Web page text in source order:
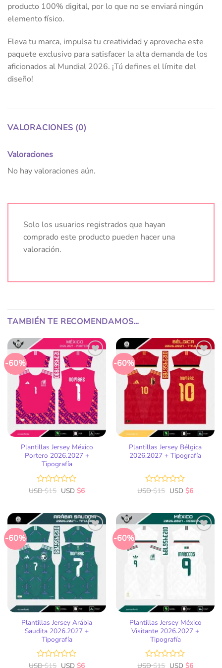
producto 100% digital, por lo que no se enviará ningún
elemento físico.
Eleva tu marca, impulsa tu creatividad y aprovecha este
paquete exclusivo para satisfacer la alta demanda de los
aficionados al Mundial 2026. ¡Tú defines el límite del
diseño!
VALORACIONES (0)
Valoraciones
No hay valoraciones aún.
Solo los usuarios registrados que hayan
comprado este producto pueden hacer una
valoración.
TAMBIÉN TE RECOMENDAMOS…
-60%
Añadir
a la
lista
de
deseos
Plantillas Jersey México
Portero 2026.2027 +
Tipografía
Valorado
de
USD$15 USD $6
-60%
Añadir
a la
lista
de
deseos
Plantillas Jersey Bélgica
2026.2027 + Tipografía
Valorado
de
USD$15 USD $6
-60%
Añadir
a la
lista
de
deseos
Plantillas Jersey Arábia
Saudita 2026.2027 +
Tipografía
Valorado
USD$15 USD $6
-60%
a la
lista
Plantillas Jersey México
Visitante 2026.2027 +
Tipografía
Valorado
USD$15 USD $6